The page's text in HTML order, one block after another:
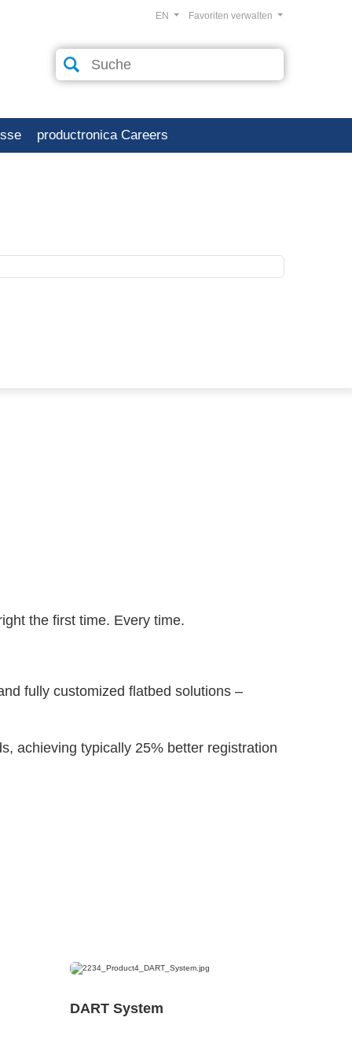
Favoriten verwalten
EN
productronica Careers
the first time. Every time.
fully customized flatbed solutions –
achieving typically 25% better registration
DART System